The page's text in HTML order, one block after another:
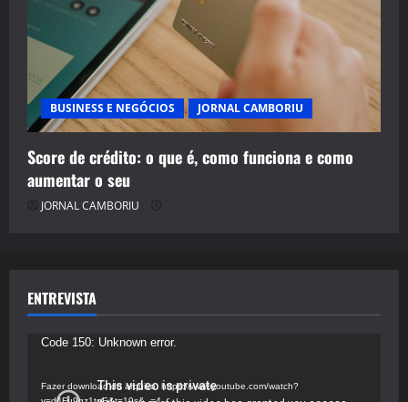
BUSINESS E NEGÓCIOS JORNAL CAMBORIU
Score de crédito: o que é, como funciona e como
aumentar o seu
JORNAL CAMBORIU
ENTREVISTA
Tocador
vídeo
Code 150: Unknown error.
Fazer download do arquivo: https://www.youtube.com/watch?